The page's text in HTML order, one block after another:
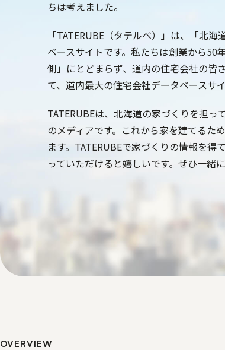
ちは考えました。
「TATERUBE（タテルベ）」は、「北
ベースサイトです。私たちは創業から50
側」にとどまらず、道内の住宅会社の皆
て、道内最大の住宅会社データベースサ
TATERUBEは、北海道の家づくりを担
のメディアです。これから家を建てるた
ます。TATERUBEで家づくりの情報を
っていただけると嬉しいです。ぜひ一緒
OVERVIEW